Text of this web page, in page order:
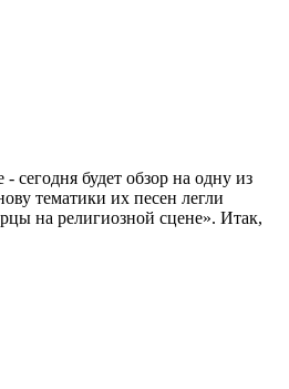
будет обзор на одну из
тематики их песен легли
на религиозной сцене». Итак,